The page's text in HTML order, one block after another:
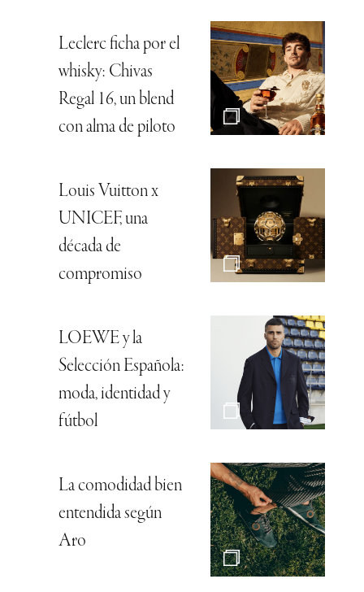
Leclerc ficha por el
whisky: Chivas
Regal 16, un blend
con alma de piloto
Louis Vuitton x
UNICEF, una
década de
compromiso
LOEWE y la
Selección Española:
moda, identidad y
fútbol
La comodidad bien
entendida según
Aro